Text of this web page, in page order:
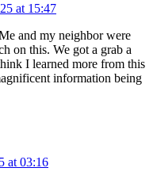
at 15:47
and my neighbor were
on this. We got a grab a
I learned more from this
information being
at 03:16